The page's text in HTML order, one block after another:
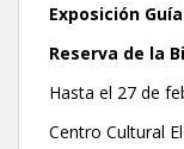
Exposición
Reserva de la
Hasta el 27 de
Centro Cultural